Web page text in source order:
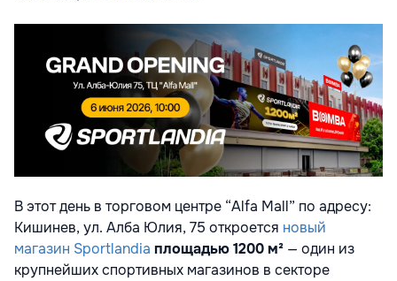
В этот день в торговом центре “Alfa Mall” по адресу:
Кишинев, ул. Алба Юлия, 75 откроется новый
магазин Sportlandia площадью 1200 м² — один из
крупнейших спортивных магазинов в секторе